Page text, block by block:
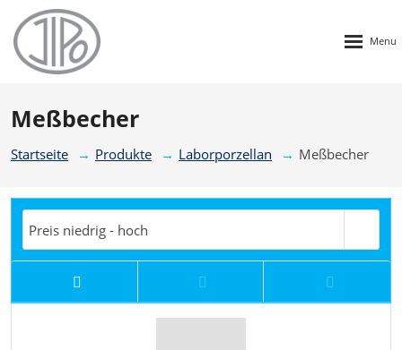
Meßbecher
Startseite Produkte Laborporzellan Meßbecher
Preis niedrig - hoch